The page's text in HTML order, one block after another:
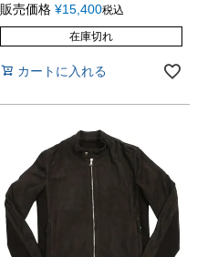
販売価格 ¥15,400税込
在庫切れ
カートに入れる